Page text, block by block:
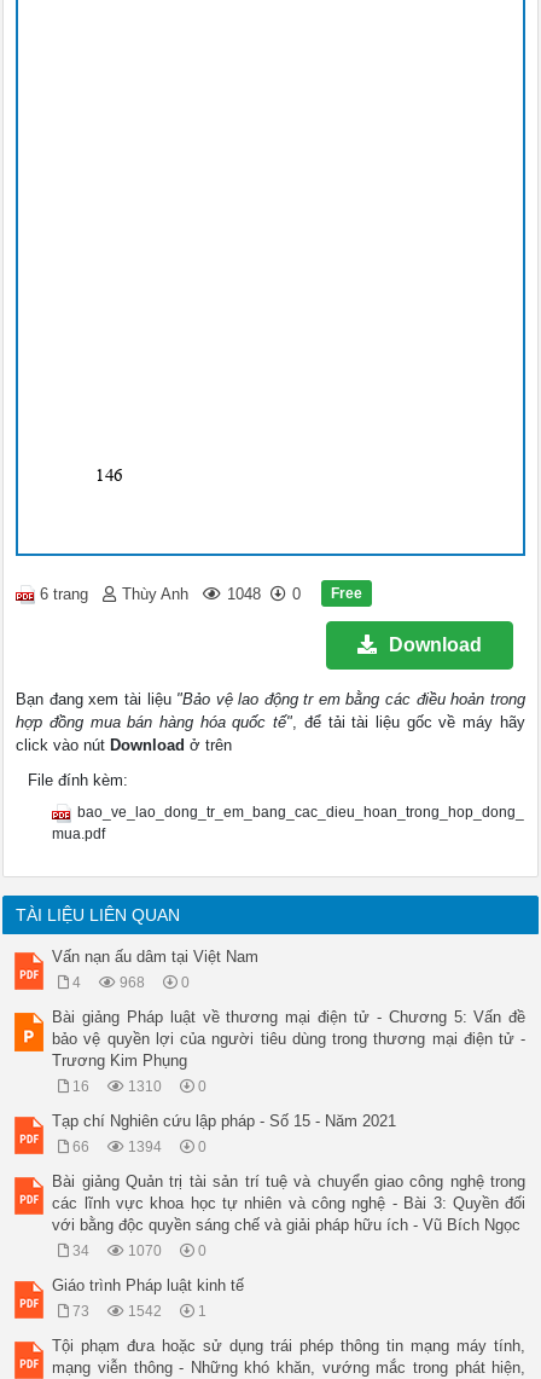
146
6 trang Thùy Anh 1048 0 Free
Download
Bạn đang xem tài liệu "Bảo vệ lao động tr em bằng các điều hoản trong
hợp đồng mua bán hàng hóa quốc tế", để tải tài liệu gốc về máy hãy
click vào nút Download ở trên
File đính kèm:
bao_ve_lao_dong_tr_em_bang_cac_dieu_hoan_trong_hop_dong_
mua.pdf
TÀI LIỆU LIÊN QUAN
Vấn nạn ấu dâm tại Việt Nam
4 968 0
Bài giảng Pháp luật về thương mại điện tử - Chương 5: Vấn đề
bảo vệ quyền lợi của người tiêu dùng trong thương mại điện tử -
Trương Kim Phụng
16 1310 0
Tạp chí Nghiên cứu lập pháp - Số 15 - Năm 2021
66 1394 0
Bài giảng Quản trị tài sản trí tuệ và chuyển giao công nghệ trong
các lĩnh vực khoa học tự nhiên và công nghệ - Bài 3: Quyền đối
với bằng độc quyền sáng chế và giải pháp hữu ích - Vũ Bích Ngọc
34 1070 0
Giáo trình Pháp luật kinh tế
73 1542 1
Tội phạm đưa hoặc sử dụng trái phép thông tin mạng máy tính,
mạng viễn thông - Những khó khăn, vướng mắc trong phát hiện,